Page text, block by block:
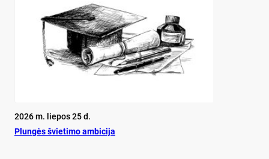
2026 m. liepos 25 d.
Plun­gės švie­ti­mo am­bi­ci­ja